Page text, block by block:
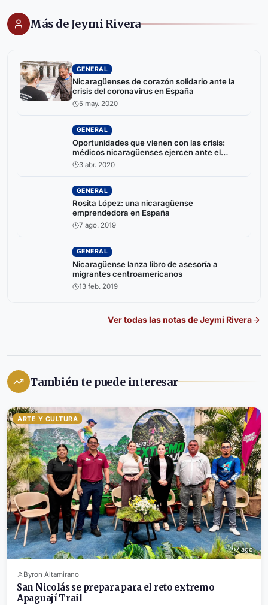
Más de Jeymi Rivera
GENERAL
Nicaragüenses de corazón solidario ante la
crisis del coronavirus en España
5 may. 2020
GENERAL
Oportunidades que vienen con las crisis:
médicos nicaragüenses ejercen ante el
coronavirus en España
3 abr. 2020
GENERAL
Rosita López: una nicaragüense
emprendedora en España
7 ago. 2019
GENERAL
Nicaragüense lanza libro de asesoría a
migrantes centroamericanos
13 feb. 2019
Ver todas las notas deJeymi Rivera
También te puede interesar
ARTE Y CULTURA
7 ago.
Byron Altamirano
San Nicolás se prepara para el reto extremo
Apaguají Trail